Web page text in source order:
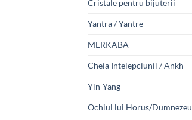
Cristale pentru bijuterii
Yantra / Yantre
MERKABA
Cheia Intelepciunii / Ankh
Yin-Yang
Ochiul lui Horus/Dumnezeu